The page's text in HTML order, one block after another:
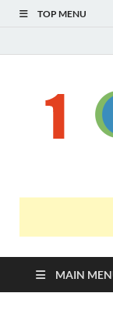
TOP MENU
MAIN